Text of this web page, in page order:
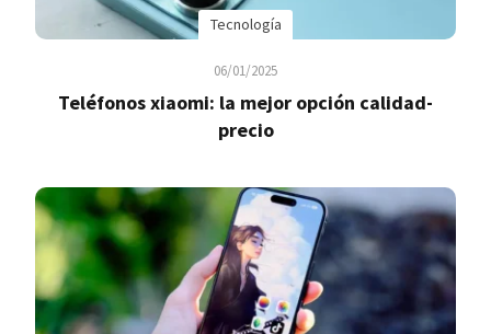
Tecnología
06/01/2025
Teléfonos xiaomi: la mejor opción calidad-
precio